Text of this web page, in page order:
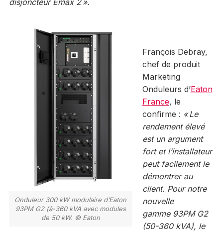
Onduleur 300 kW modulaire d’Eaton
93PM G2 (à-360 kVA avec modules
de 50 kW. © Eaton
François Debray,
chef de produit
Marketing
Onduleurs d’Eaton
France, le
confirme : « Le
rendement élevé
est un argument
fort et l’installateur
peut facilement le
démontrer au
client. Pour notre
nouvelle
gamme 93PM G2
(50-360 kVA), le